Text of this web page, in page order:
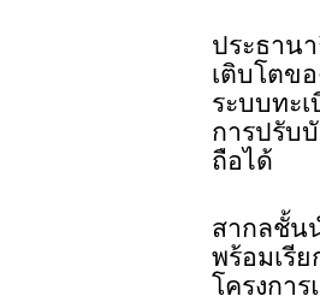
ประธาน
เติบโตข
ระบบทะ
การปรับ
ถือได้
สากลชั้น
พร้อมเรี
โครงกา